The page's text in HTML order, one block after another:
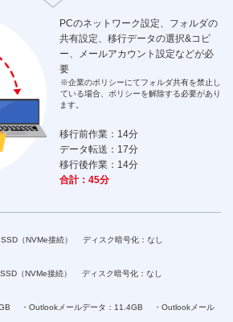
PCのネットワーク設定、フォルダの
共有設定、移行データの選択&コピ
ー、メールアカウント設定などが必
要
※企業のポリシーにてフォルダ共有を禁止し
ている場合、ポリシーを解除する必要があり
ます。
移行前作業： 14分
データ転送： 17分
移行後作業： 14分
合計：45分
SSD（NVMe接続） ディスク暗号化：なし
（NVMe接続） ディスク暗号化：なし
・Outlookメールデータ：11.4GB
・Outlookメール